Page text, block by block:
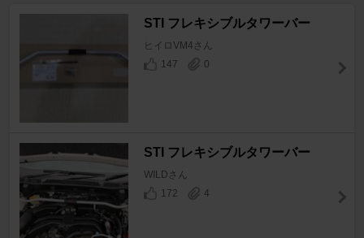
STI フレキシブルタワーバー
ヒイロVM4さん
147
0
STI フレキシブルタワーバー
WILDさん
172
4